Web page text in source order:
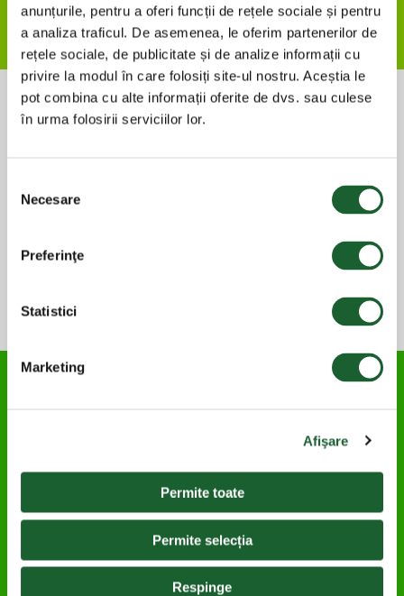
anunțurile, pentru a oferi funcții de rețele sociale și pentru
a analiza traficul. De asemenea, le oferim partenerilor de
rețele sociale, de publicitate și de analize informații cu
privire la modul în care folosiți site-ul nostru. Aceștia le
pot combina cu alte informații oferite de dvs. sau culese
în urma folosirii serviciilor lor.
consimțământului
Necesare
Preferinţe
Statistici
Marketing
Afişare
Permite toate
Permite selecția
Respinge
Regulament
Ești din București, Ilfov sau Prahova? Cumpără
Chilled Coffee în perioada 3 iulie – 6 august,
scanează cardul Kaufland Card XTRA la casa de
marcat, activează cuponul dedicat din secțiunea
"Mai multe beneficii XTRA" și poți câștiga unul din
cele 500 de bilete la SAGA Festival. Mai multe
produse achiziționate pe bonuri diferite înseamnă
mai multe șanse de câștig.